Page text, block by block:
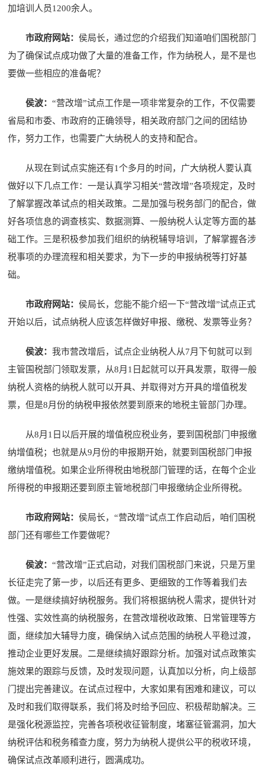
加培训人员1200余人。
市政府网站：侯局长，通过您的介绍我们知道咱们国税部门
为了确保试点成功做了大量的准备工作，作为纳税人，是不是也
要做一些相应的准备呢？
侯波：“营改增”试点工作是一项非常复杂的工作，不仅需要
省局和市委、市政府的正确领导，相关政府部门之间的团结协
作，努力工作，也需要广大纳税人的支持和配合。
从现在到试点实施还有1个多月的时间，广大纳税人要认真
做好以下几点工作：一是认真学习相关“营改增”各项规定，及时
了解掌握改革试点的相关政策。二是加强与税务部门的配合，做
好各项信息的调查核实、数据测算、一般纳税人认定等方面的基
础工作。三是积极参加我们组织的纳税辅导培训，了解掌握各涉
税事项的办理流程和相关要求，为下一步的申报纳税等打好基
础。
市政府网站：侯局长，您能不能介绍一下“营改增”试点正式
开始以后，试点纳税人应该怎样做好申报、缴税、发票等业务？
侯波：我市营改增后，试点企业纳税人从7月下旬就可以到
主管国税部门领取发票，从8月1日起就可以开具发票，取得一般
纳税人资格的纳税人就可以开具、并取得对方开具的增值税发
票，但是8月份的纳税申报依然要到原来的地税主管部门办理。
从8月1日以后开展的增值税应税业务，要到国税部门申报缴
纳增值税；也就是从9月份的申报期开始，就要到国税部门申报
缴纳增值税。如果企业所得税由地税部门管理的话，在每个企业
所得税的申报期还要到原主管地税部门申报缴纳企业所得税。
市政府网站：侯局长，“营改增”试点工作启动后，咱们国税
部门还有哪些工作要做呢？
侯波：“营改增”正式启动，对我们国税部门来说，只是万里
长征走完了第一步，以后还有更多、更细致的工作等着我们去
做。一是继续搞好纳税服务。我们将根据纳税人需求，提供针对
性强、实效性高的纳税服务，在营改增税收政策、日常管理等方
面，继续加大辅导力度，确保纳入试点范围的纳税人平稳过渡，
推动企业更好发展。二是继续搞好跟踪分析。加强对试点政策实
施效果的跟踪与反馈，及时发现问题，认真加以分析，向上级部
门提出完善建议。在试点过程中，大家如果有困难和建议，可以
及时和我们取得联系，我们将及时给予回应、积极帮助解决。三
是强化税源监控，完善各项税收征管制度，堵塞征管漏洞，加大
纳税评估和税务稽查力度，努力为纳税人提供公平的税收环境，
确保试点改革顺利进行，圆满成功。